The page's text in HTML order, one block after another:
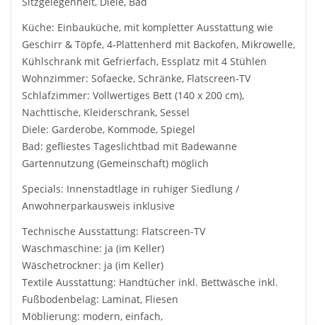
Küche: Einbauküche, mit kompletter Ausstattung wie
Geschirr & Töpfe, 4-Plattenherd mit Backofen, Mikrowelle,
Kühlschrank mit Gefrierfach, Essplatz mit 4 Stühlen
Wohnzimmer: Sofaecke, Schränke, Flatscreen-TV
Schlafzimmer: Vollwertiges Bett (140 x 200 cm),
Nachttische, Kleiderschrank, Sessel
Diele: Garderobe, Kommode, Spiegel
Bad: gefliestes Tageslichtbad mit Badewanne
Gartennutzung (Gemeinschaft) möglich
Specials: Innenstadtlage in ruhiger Siedlung /
Anwohnerparkausweis inklusive
Technische Ausstattung: Flatscreen-TV
Waschmaschine: ja (im Keller)
Wäschetrockner: ja (im Keller)
Textile Ausstattung: Handtücher inkl. Bettwäsche inkl.
Fußbodenbelag: Laminat, Fliesen
Möblierung: modern, einfach,